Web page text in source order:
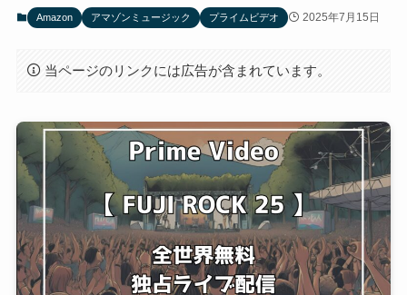
Amazon アマゾンミュージック プライムビデオ 2025年7月15日
当ページのリンクには広告が含まれています。